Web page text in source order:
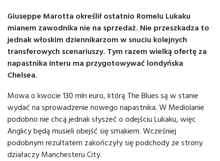
Giuseppe Marotta określił ostatnio Romelu Lukaku
mianem zawodnika nie na sprzedaż. Nie przeszkadza to
jednak włoskim dziennikarzom w snuciu kolejnych
transferowych scenariuszy. Tym razem wielką ofertę za
napastnika Interu ma przygotowywać londyńska
Chelsea.
Mowa o kwocie 130 mln euro, którą The Blues są w stanie
wydać na sprowadzenie nowego napastnika. W Mediolanie
podobno nie chcą jednak słyszeć o odejściu Lukaku, więc
Anglicy będą musieli obejść się smakiem. Wcześniej
podobnym rezultatem zakończyły się podchody ze strony
działaczy Manchesteru City.